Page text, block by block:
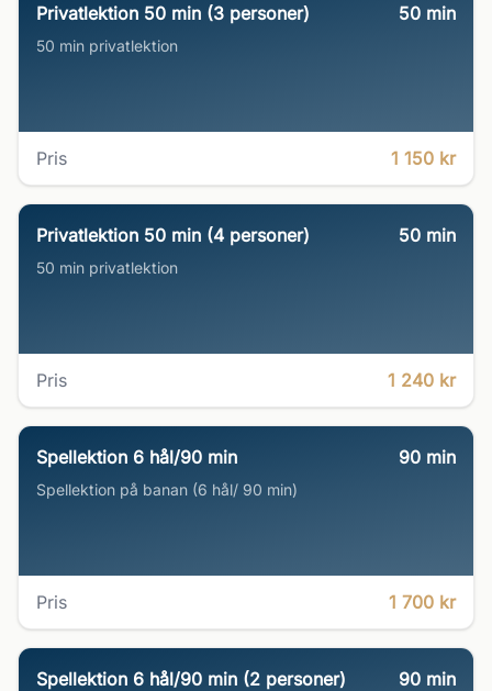
Privatlektion 50 min (3 personer) 50 min
50 min privatlektion
Pris 1 150 kr
Privatlektion 50 min (4 personer) 50 min
50 min privatlektion
Pris 1 240 kr
Spellektion 6 hål/90 min 90 min
Spellektion på banan (6 hål/ 90 min)
Pris 1 700 kr
Spellektion 6 hål/90 min (2 personer) 90 min